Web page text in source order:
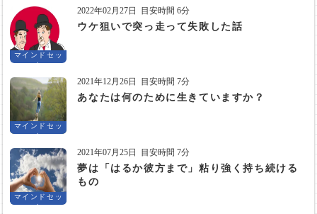
マインドセッ
ト
2022年02月27日 目安時間 6分
ウケ狙いで突っ走って失敗した話
マインドセッ
ト
2021年12月26日 目安時間 7分
あなたは何のために生きていますか？
マインドセッ
ト
2021年07月25日 目安時間 7分
夢は「はるか彼方まで」粘り強く持ち続ける
もの